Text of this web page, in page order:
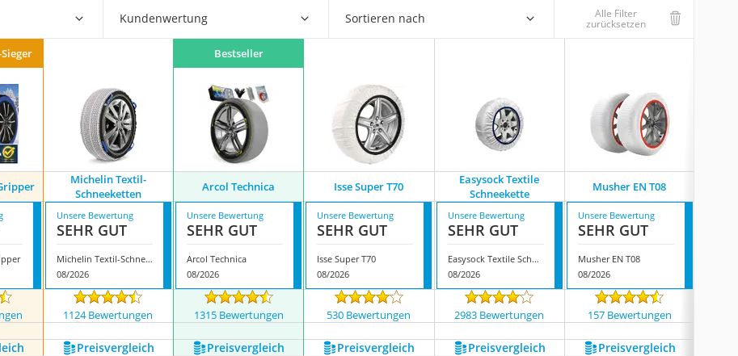
Kundenwertung Sortieren nach Alle Filter
zurücksetzen
Bestseller
Michelin Textil-
Schneeketten
Arcol Technica Isse Super T70
Easysock Textile
Schneekette
Musher EN T08
Unsere Bewertung
SEHR GUT
Michelin Textil-Schneeketten
08/2026
Unsere Bewertung
SEHR GUT
Arcol Technica
08/2026
Unsere Bewertung
SEHR GUT
Isse Super T70
08/2026
Unsere Bewertung
SEHR GUT
Easysock Textile Schneekette
08/2026
Unsere Bewertung
SEHR GUT
Musher EN T08
08/2026
1124 Bewertungen 1315 Bewertungen 530 Bewertungen 2983 Bewertungen 157 Bewertungen
Preis­vergleich Preis­vergleich Preis­vergleich Preis­vergleich Preis­vergleich